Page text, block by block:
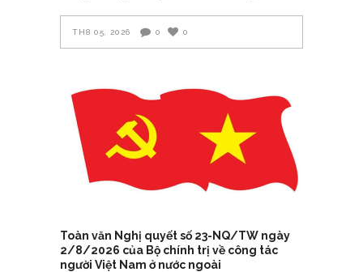
TH8 05, 2026 0 0
Toàn văn Nghị quyết số 23-NQ/TW ngày
2/8/2026 của Bộ chính trị về công tác
người Việt Nam ở nước ngoài